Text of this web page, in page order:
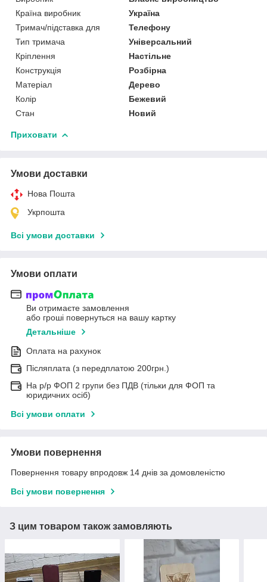
Країна виробник
Україна
Тримач/підставка для
Телефону
Тип тримача
Універсальний
Кріплення
Настільне
Конструкція
Розбірна
Матеріал
Дерево
Колір
Бежевий
Стан
Новий
Приховати
Умови доставки
Нова Пошта
Укрпошта
Всі умови доставки
Умови оплати
Ви отримаєте замовлення
або гроші повернуться на вашу картку
Детальніше
Оплата на рахунок
Післяплата (з передплатою 200грн.)
На р/р ФОП 2 групи без ПДВ (тільки для ФОП та
юридичних осіб)
Всі умови оплати
Умови повернення
Повернення товару впродовж 14 днів за домовленістю
Всі умови повернення
З цим товаром також замовляють